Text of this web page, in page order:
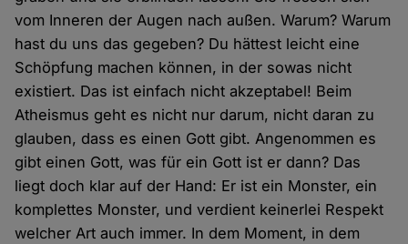
vom Inneren der Augen nach außen. Warum? Warum
hast du uns das gegeben? Du hättest leicht eine
Schöpfung machen können, in der sowas nicht
existiert. Das ist einfach nicht akzeptabel! Beim
Atheismus geht es nicht nur darum, nicht daran zu
glauben, dass es einen Gott gibt. Angenommen es
gibt einen Gott, was für ein Gott ist er dann? Das
liegt doch klar auf der Hand: Er ist ein Monster, ein
komplettes Monster, und verdient keinerlei Respekt
welcher Art auch immer. In dem Moment, in dem